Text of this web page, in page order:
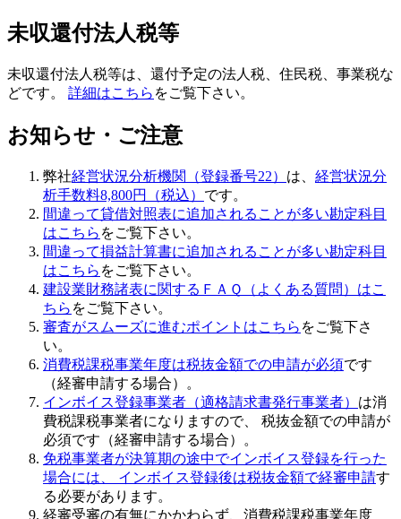
未収還付法人税等
未収還付法人税等は、還付予定の法人税、住民税、事業税な
どです。 詳細はこちら をご覧下さい。
お知らせ・ご注意
弊社経営状況分析機関（登録番号22） は、 経営状況分
析手数料8,800円（税込） です。
間違って貸借対照表に追加されることが多い勘定科目
はこちら をご覧下さい。
間違って損益計算書に追加されることが多い勘定科目
はこちら をご覧下さい。
建設業財務諸表に関するＦＡＱ（よくある質問）はこ
ちら をご覧下さい。
審査がスムーズに進むポイントはこちら をご覧下さ
い。
消費税課税事業年度は税抜金額での申請が必須です
（経審申請する場合）。
インボイス登録事業者（適格請求書発行事業者） は消
費税課税事業者になりますので、 税抜金額での申請が
必須です（経審申請する場合）。
免税事業者が決算期の途中でインボイス登録を行った
場合には、 インボイス登録後は税抜金額で経審申請す
る必要があります。
経審受審の有無にかかわらず、 消費税課税事業年度